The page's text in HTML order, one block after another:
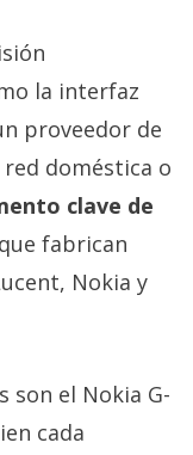
la interfaz
proveedor de
doméstica o
clave de
fabrican
Nokia y
son el Nokia G-
cada